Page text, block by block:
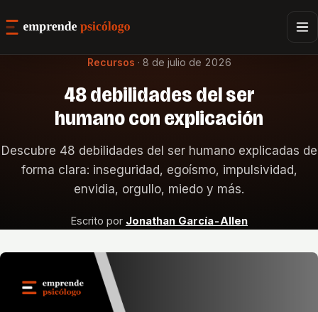
Recursos · 8 de julio de 2026
48 debilidades del ser
humano con explicación
Descubre 48 debilidades del ser humano explicadas de
forma clara: inseguridad, egoísmo, impulsividad,
envidia, orgullo, miedo y más.
Escrito por Jonathan García-Allen